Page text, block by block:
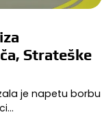
Strateške
je napetu borbu